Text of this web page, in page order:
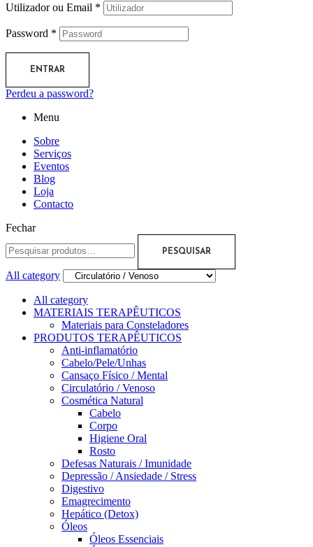
Utilizador ou Email *
Password *
ENTRAR
Perdeu a password?
Menu
Sobre
Serviços
Eventos
Blog
Loja
Contacto
Fechar
PESQUISAR
All category
All category
MATERIAIS TERAPÊUTICOS
Materiais para Consteladores
PRODUTOS TERAPÊUTICOS
Anti-inflamatório
Cabelo/Pele/Unhas
Cansaço Físico / Mental
Circulatório / Venoso
Cosmética Natural
Cabelo
Corpo
Higiene Oral
Rosto
Defesas Naturais / Imunidade
Depressão / Ansiedade / Stress
Digestivo
Emagrecimento
Hepático (Detox)
Óleos
Óleos Essenciais